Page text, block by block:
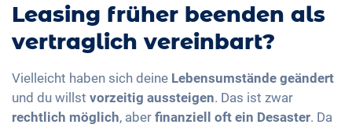
​​Leasing früher beenden als
vertraglich vereinbart?
Vielleicht haben sich deine Lebensumstände geändert
und du willst vorzeitig aussteigen. Das ist zwar
rechtlich möglich, aber finanziell oft ein Desaster. Da